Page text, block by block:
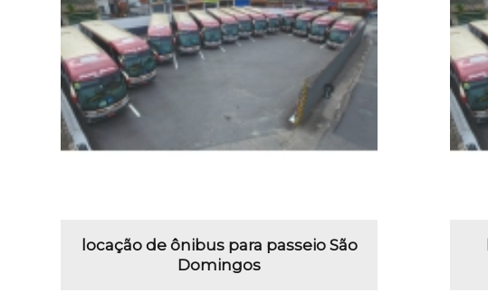
locação de ônibus para passeio São
Domingos